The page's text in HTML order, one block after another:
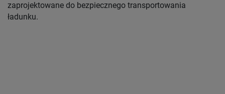
zaprojektowane do bezpiecznego transportowania
ładunku.